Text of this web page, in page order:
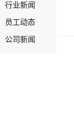
行业新闻
员工动态
公司新闻